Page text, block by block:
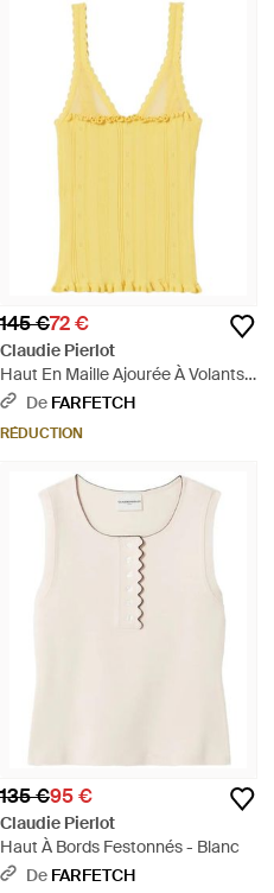
145 €72 €
Claudie Pierlot
Haut En Maille Ajourée À Volants -
Jaune
De FARFETCH
RÉDUCTION
135 €95 €
Claudie Pierlot
Haut À Bords Festonnés - Blanc
De FARFETCH